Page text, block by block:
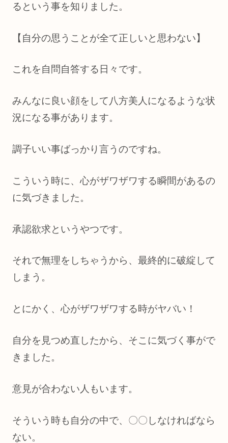
るという事を知りました。
【自分の思うことが全て正しいと思わない】
これを自問自答する日々です。
みんなに良い顔をして八方美人になるような状
況になる事があります。
調子いい事ばっかり言うのですね。
こういう時に、心がザワザワする瞬間があるの
に気づきました。
承認欲求というやつです。
それで無理をしちゃうから、最終的に破綻して
しまう。
とにかく、心がザワザワする時がヤバい！
自分を見つめ直したから、そこに気づく事がで
きました。
意見が合わない人もいます。
そういう時も自分の中で、〇〇しなければなら
ない。